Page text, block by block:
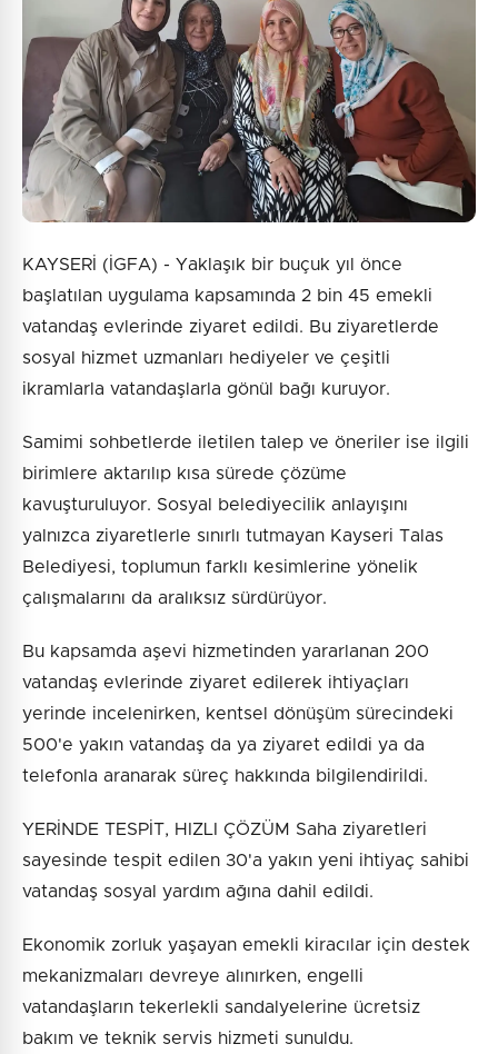
KAYSERİ (İGFA) - Yaklaşık bir buçuk yıl önce
başlatılan uygulama kapsamında 2 bin 45 emekli
vatandaş evlerinde ziyaret edildi. Bu ziyaretlerde
sosyal hizmet uzmanları hediyeler ve çeşitli
ikramlarla vatandaşlarla gönül bağı kuruyor.
Samimi sohbetlerde iletilen talep ve öneriler ise ilgili
birimlere aktarılıp kısa sürede çözüme
kavuşturuluyor. Sosyal belediyecilik anlayışını
yalnızca ziyaretlerle sınırlı tutmayan Kayseri Talas
Belediyesi, toplumun farklı kesimlerine yönelik
çalışmalarını da aralıksız sürdürüyor.
Bu kapsamda aşevi hizmetinden yararlanan 200
vatandaş evlerinde ziyaret edilerek ihtiyaçları
yerinde incelenirken, kentsel dönüşüm sürecindeki
500'e yakın vatandaş da ya ziyaret edildi ya da
telefonla aranarak süreç hakkında bilgilendirildi.
YERİNDE TESPİT, HIZLI ÇÖZÜM Saha ziyaretleri
sayesinde tespit edilen 30'a yakın yeni ihtiyaç sahibi
vatandaş sosyal yardım ağına dahil edildi.
Ekonomik zorluk yaşayan emekli kiracılar için destek
mekanizmaları devreye alınırken, engelli
vatandaşların tekerlekli sandalyelerine ücretsiz
bakım ve teknik servis hizmeti sunuldu.